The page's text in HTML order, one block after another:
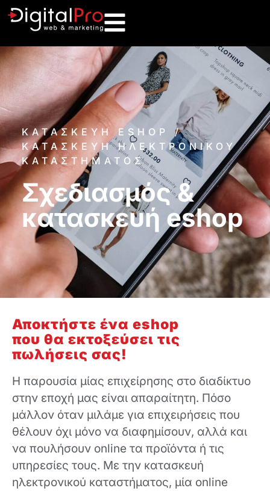
ΚΑΤΑΣΚΕΥΗ ESHOP /
ΚΑΤΑΣΚΕΥΗ ΗΛΕΚΤΡΟΝΙΚΟΥ
ΚΑΤΑΣΤΗΜΑΤΟΣ
Σχεδιασμός &
κατασκευή eshop
Αποκτήστε ένα eshop
που θα εκτοξεύσει τις
πωλήσεις σας!
Η παρουσία μίας επιχείρησης στο διαδίκτυο
στην εποχή μας είναι απαραίτητη. Πόσο
μάλλον όταν μιλάμε για επιχειρήσεις που
θέλουν όχι μόνο να διαφημίσουν, αλλά και
να πουλήσουν online τα προϊόντα ή τις
υπηρεσίες τους. Με την κατασκευή
ηλεκτρονικού καταστήματος, μία online